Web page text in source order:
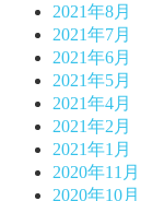
2021年8月
2021年7月
2021年6月
2021年5月
2021年4月
2021年2月
2021年1月
2020年11月
2020年10月